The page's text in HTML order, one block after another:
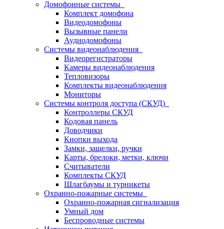
Домофонные системы
Комплект домофона
Видеодомофоны
Вызывные панели
Аудиодомофоны
Системы видеонаблюдения
Видеорегистраторы
Камеры видеонаблюдения
Тепловизоры
Комплекты видеонаблюдения
Мониторы
Системы контроля доступа (СКУД)
Контроллеры СКУД
Кодовая панель
Доводчики
Кнопки выхода
Замки, защелки, ручки
Карты, брелоки, метки, ключи
Считыватели
Комплекты СКУД
Шлагбаумы и турникеты
Охранно-пожарные системы
Охранно-пожарная сигнализация
Умный дом
Беспроводные системы